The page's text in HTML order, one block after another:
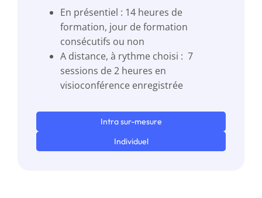
En présentiel : 14 heures de
formation, jour de formation
consécutifs ou non
A distance, à rythme choisi : 7
sessions de 2 heures en
visioconférence enregistrée
Intra sur-mesure
Individuel